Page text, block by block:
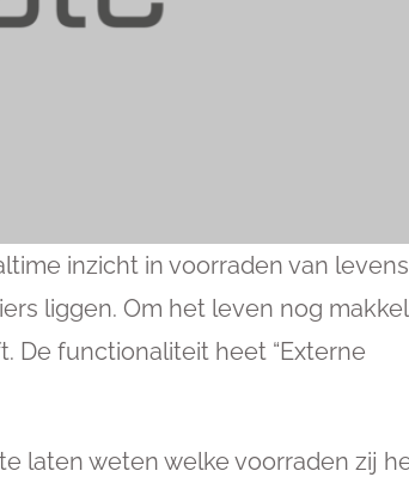
inzicht in voorraden van
liggen. Om het leven nog
De functionaliteit heet “Externe
laten weten welke voorraden zij